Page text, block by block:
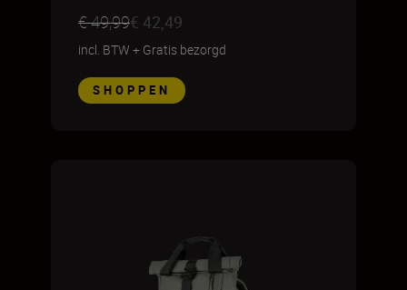
€ 49,99€ 42,49
incl. BTW + Gratis bezorgd
SHOPPEN